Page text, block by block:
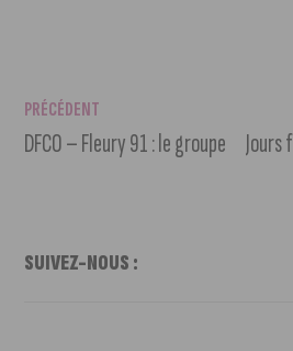
PRÉCÉDENT
DFCO – Fleury 91 : le groupe
SUIVEZ-NOUS :